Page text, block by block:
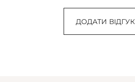
ДОДАТИ ВІДГУК